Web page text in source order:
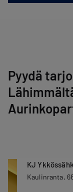
Pyydä
KJ
Kaulinranta,